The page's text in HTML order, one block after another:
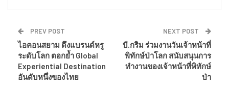
PREV POST
ไอคอนสยาม ดึงแบรนด์หรู
ระดับโลก ตอกย้ำ Global
Experiential Destination
อันดับหนึ่งของไทย
NEXT POST
บี.กริม ร่วมงานวันเจ้าหน้าที่
พิทักษ์ป่าโลก สนับสนุนการ
ทำงานของเจ้าหน้าที่พิทักษ์
ป่า